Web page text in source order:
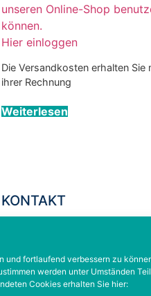
und fortlaufend verbessern zu
werden unter Umständen
Cookies erhalten Sie hier:
unseren Online-Shop
können.
Hier einloggen
Die Versandkosten erhalten Sie
ihrer Rechnung
Weiterlesen
KONTAKT
FAX: +49 931 3292959-20
service@bodeku-gmbh.com